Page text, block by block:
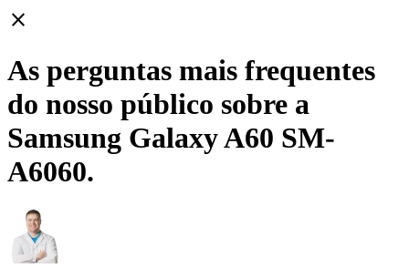
close
As perguntas mais frequentes
do nosso público sobre a
Samsung Galaxy A60 SM-
A6060.